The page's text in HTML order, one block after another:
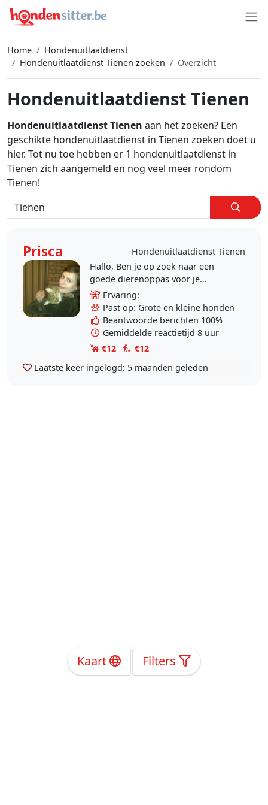
Home
Hondenuitlaatdienst
Hondenuitlaatdienst Tienen zoeken
Overzicht
Hondenuitlaatdienst Tienen
Hondenuitlaatdienst Tienen aan het zoeken? Een
geschikte hondenuitlaatdienst in Tienen zoeken doet u
hier. Tot nu toe hebben er 1 hondenuitlaatdienst in
Tienen zich aangemeld en nog veel meer rondom
Tienen!
Prisca
Hondenuitlaatdienst Tienen
Hallo, Ben je op zoek naar een
goede dierenoppas voor je
dierbare huisgenootjes? Dan ben je
bij mij aan het juiste adres! Ik kom
graag je huisdieren..
Ervaring:
Past op: Grote en kleine honden
Beantwoorde berichten 100%
Gemiddelde reactietijd 8 uur
€12
€12
Laatste keer ingelogd: 5 maanden geleden
Kaart Filters